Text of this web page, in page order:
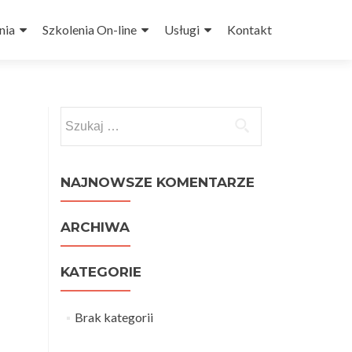
Szkolenia On-line Usługi Kontakt
NAJNOWSZE KOMENTARZE
ARCHIWA
KATEGORIE
Brak kategorii